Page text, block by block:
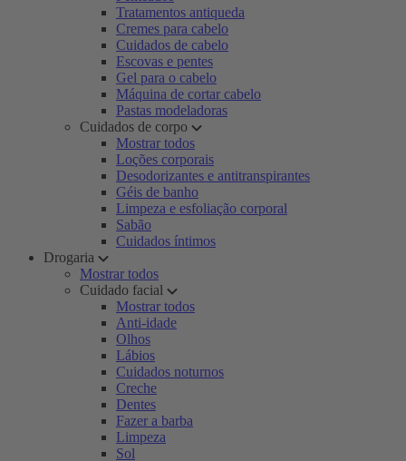
Tratamentos antiqueda
Cremes para cabelo
Cuidados de cabelo
Escovas e pentes
Gel para o cabelo
Máquina de cortar cabelo
Pastas modeladoras
Cuidados de corpo
Mostrar todos
Loções corporais
Desodorizantes e antitranspirantes
Géis de banho
Limpeza e esfoliação corporal
Sabão
Cuidados íntimos
Drogaria
Mostrar todos
Cuidado facial
Mostrar todos
Anti-idade
Olhos
Lábios
Cuidados noturnos
Creche
Dentes
Fazer a barba
Limpeza
Sol